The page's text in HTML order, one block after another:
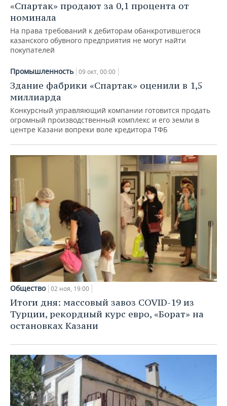
«Спартак» продают за 0,1 процента от
номинала
На права требований к дебиторам обанкротившегося
казанского обувного предприятия не могут найти
покупателей
Промышленность 09 окт, 00:00
Здание фабрики «Спартак» оценили в 1,5
миллиарда
Конкурсный управляющий компании готовится продать
огромный производственный комплекс и его земли в
центре Казани вопреки воле кредитора ТФБ
Общество 02 ноя, 19:00
Итоги дня: массовый завоз COVID-19 из
Турции, рекордный курс евро, «Борат» на
остановках Казани